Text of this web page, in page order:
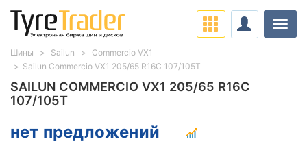
SAILUN COMMERCIO VX1 205/65 R16C
107/105T
нет предложений
Шины Sailun
Commercio VX1
Sailun Commercio VX1 205/65 R16C 107/105T